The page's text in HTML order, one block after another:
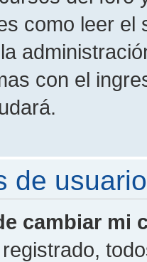
como leer el
con el
de
cambiar mi